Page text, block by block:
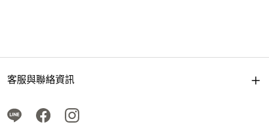
客服與聯絡資訊